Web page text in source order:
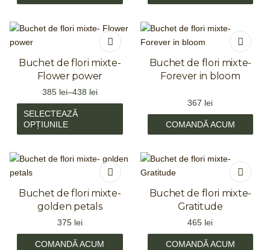
Buchet de flori mixte-
Flower power
385 lei–438 lei
SELECTEAZĂ
OPȚIUNILE
Buchet de flori mixte-
Forever in bloom
367 lei
COMANDĂ ACUM
Buchet de flori mixte-
golden petals
375 lei
COMANDĂ ACUM
Buchet de flori mixte-
Gratitude
465 lei
COMANDĂ ACUM